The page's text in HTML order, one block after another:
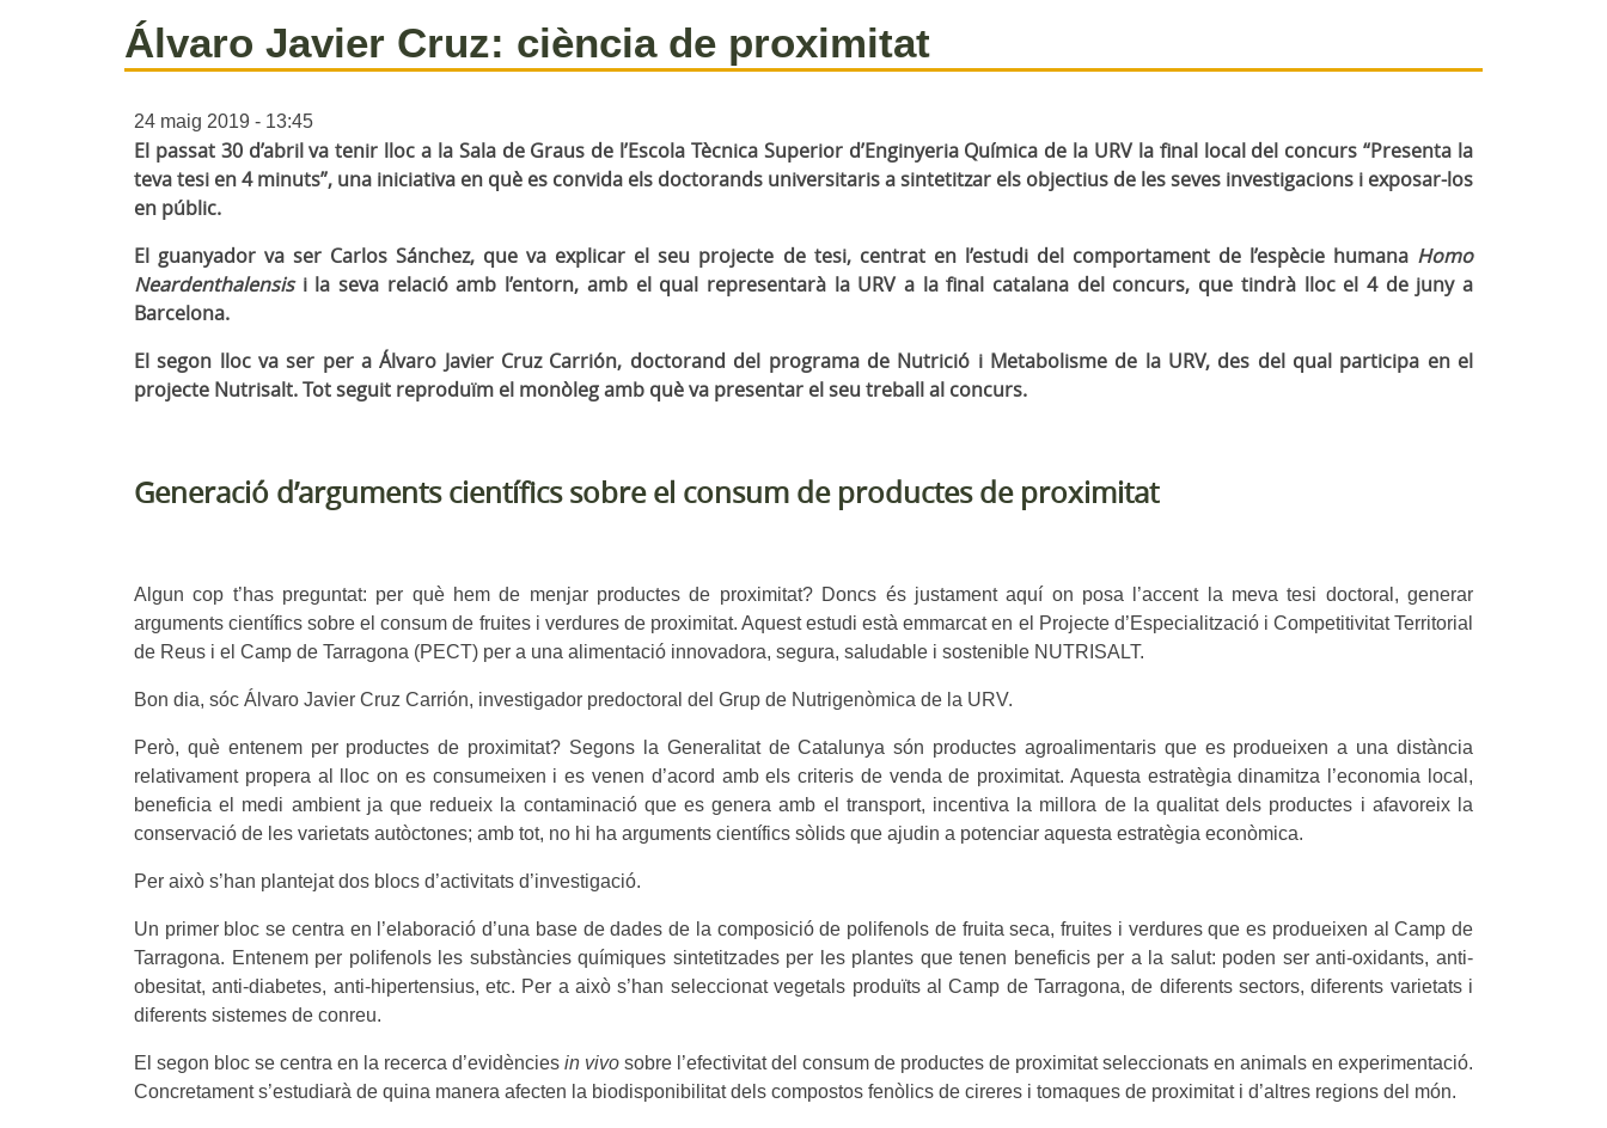
Álvaro Javier Cruz: ciència de proximitat
24 maig 2019 - 13:45
El passat 30 d’abril va tenir lloc a la Sala de Graus de l’Escola Tècnica Superior d’Enginyeria Química de la URV la final local del concurs “Presenta la
teva tesi en 4 minuts”, una iniciativa en què es convida els doctorands universitaris a sintetitzar els objectius de les seves investigacions i exposar-los
en públic.
El guanyador va ser Carlos Sánchez, que va explicar el seu projecte de tesi, centrat en l’estudi del comportament de l’espècie humana Homo
Neardenthalensisi la seva relació amb l’entorn, amb el qual representarà la URV a la final catalana del concurs, que tindrà lloc el 4 de juny a
Barcelona.
El segon lloc va ser per a Álvaro Javier Cruz Carrión, doctorand del programa de Nutrició i Metabolisme de la URV, des del qual participa en el
projecte Nutrisalt. Tot seguit reproduïm el monòleg amb què va presentar el seu treball al concurs.
Generació d’arguments científics sobre el consum de productes de proximitat
Algun cop t’has preguntat: per què hem de menjar productes de proximitat? Doncs és justament aquí on posa l’accent la meva tesi doctoral, generar
arguments científics sobre el consum de fruites i verdures de proximitat. Aquest estudi està emmarcat en el Projecte d’Especialització i Competitivitat Territorial
de Reus i el Camp de Tarragona (PECT) per a una alimentació innovadora, segura, saludable i sostenible NUTRISALT.
Bon dia, sóc Álvaro Javier Cruz Carrión, investigador predoctoral del Grup de Nutrigenòmica de la URV.
Però, què entenem per productes de proximitat? Segons la Generalitat de Catalunya són productes agroalimentaris que es produeixen a una distància
relativament propera al lloc on es consumeixen i es venen d’acord amb els criteris de venda de proximitat. Aquesta estratègia dinamitza l’economia local,
beneficia el medi ambient ja que redueix la contaminació que es genera amb el transport, incentiva la millora de la qualitat dels productes i afavoreix la
conservació de les varietats autòctones; amb tot, no hi ha arguments científics sòlids que ajudin a potenciar aquesta estratègia econòmica.
Per això s’han plantejat dos blocs d’activitats d’investigació.
Un primer bloc se centra en l’elaboració d’una base de dades de la composició de polifenols de fruita seca, fruites i verdures que es produeixen al Camp de
Tarragona. Entenem per polifenols les substàncies químiques sintetitzades per les plantes que tenen beneficis per a la salut: poden ser anti-oxidants, anti-
obesitat, anti-diabetes, anti-hipertensius, etc. Per a això s’han seleccionat vegetals produïts al Camp de Tarragona, de diferents sectors, diferents varietats i
diferents sistemes de conreu.
El segon bloc se centra en la recerca d’evidències in vivo sobre l’efectivitat del consum de productes de proximitat seleccionats en animals en experimentació.
Concretament s’estudiarà de quina manera afecten la biodisponibilitat dels compostos fenòlics de cireres i tomaques de proximitat i d’altres regions del món.